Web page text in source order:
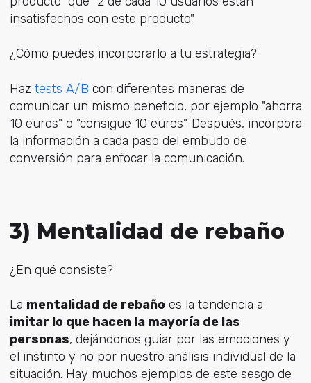
insatisfechos con este producto".
¿Cómo puedes incorporarlo a tu estrategia?
Haz tests A/B con diferentes maneras de
comunicar un mismo beneficio, por ejemplo "ahorra
10 euros" o "consigue 10 euros". Después, incorpora
la información a cada paso del embudo de
conversión para enfocar la comunicación.
3) Mentalidad de rebaño
¿En qué consiste?
La mentalidad de rebañoes la tendencia a
imitar lo que hacen la mayoría de las
personas, dejándonos guiar por las emociones y
el instinto y no por nuestro análisis individual de la
situación. Hay muchos ejemplos de este sesgo de